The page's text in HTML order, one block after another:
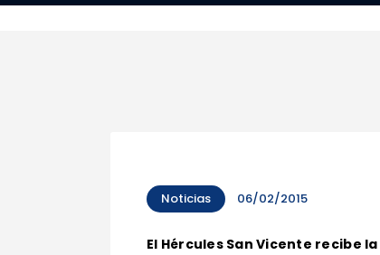
Noticias 06/02/2015
El Hércules San Vicente recibe